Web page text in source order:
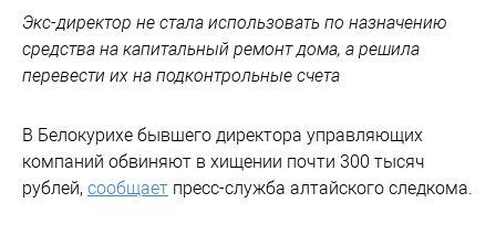
Экс-директор не стала использовать по назначению
средства на капитальный ремонт дома, а решила
перевести их на подконтрольные счета
В Белокурихе бывшего директора управляющих
компаний обвиняют в хищении почти 300 тысяч
рублей, сообщает пресс-служба алтайского следкома.